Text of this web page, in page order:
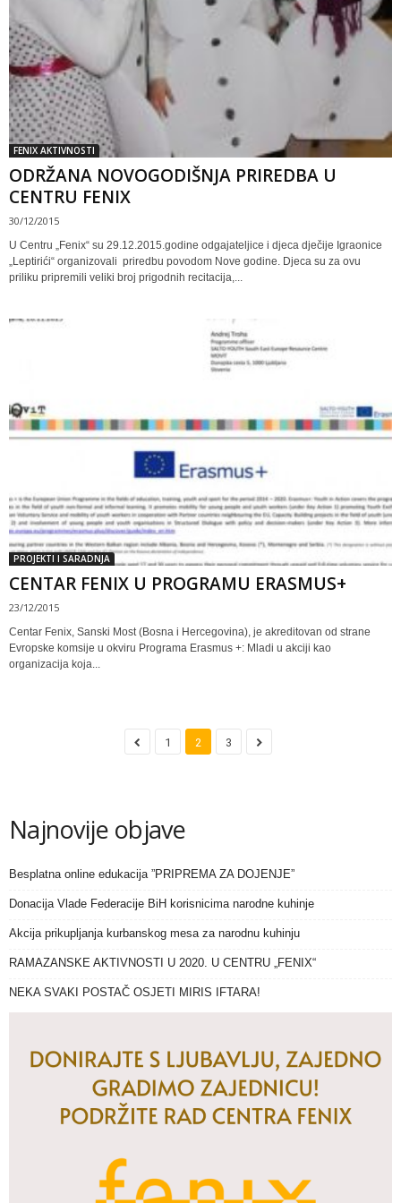
FENIX AKTIVNOSTI
ODRŽANA NOVOGODIŠNJA PRIREDBA U
CENTRU FENIX
30/12/2015
U Centru „Fenix“ su 29.12.2015.godine odgajateljice i djeca dječije Igraonice
„Leptirići“ organizovali priredbu povodom Nove godine. Djeca su za ovu
priliku pripremili veliki broj prigodnih recitacija,...
PROJEKTI I SARADNJA
CENTAR FENIX U PROGRAMU ERASMUS+
23/12/2015
Centar Fenix, Sanski Most (Bosna i Hercegovina), je akreditovan od strane
Evropske komsije u okviru Programa Erasmus +: Mladi u akciji kao
organizacija koja...
1 2 3
Najnovije objave
Besplatna online edukacija ”PRIPREMA ZA DOJENJE”
Donacija Vlade Federacije BiH korisnicima narodne kuhinje
Akcija prikupljanja kurbanskog mesa za narodnu kuhinju
RAMAZANSKE AKTIVNOSTI U 2020. U CENTRU „FENIX“
NEKA SVAKI POSTAČ OSJETI MIRIS IFTARA!